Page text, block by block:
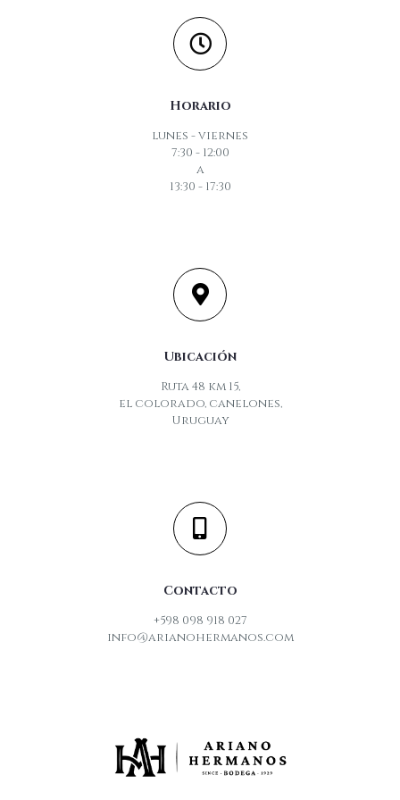
Horario
lunes - viernes
7:30 - 12:00
a
13:30 - 17:30
Ubicación
Ruta 48 km 15,
el colorado, canelones,
Uruguay
Contacto
+598 098 918 027
info@arianohermanos.com